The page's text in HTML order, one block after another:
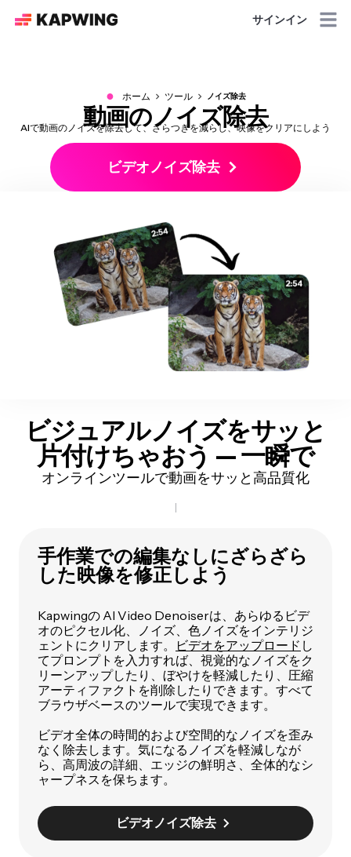
サインイン
● ホーム ツール ノイズ除去
動画のノイズ除去
AIで動画のノイズを除去して、ざらつきを減らし、映像をクリアにしよう
ビデオノイズ除去
ビジュアルノイズをサッと
片付けちゃおう — 一瞬で
オンラインツールで動画をサッと高品質化
手作業での編集なしにざらざら
した映像を修正しよう
Kapwingの AI Video Denoiserは、あらゆるビデ
オのピクセル化、ノイズ、色ノイズをインテリジ
ェントにクリアします。
ビデオをアップロード し
てプロンプトを入力すれば、視覚的なノイズをク
リーンアップしたり、ぼやけを軽減したり、圧縮
アーティファクトを削除したりできます。すべて
ブラウザベースのツールで実現できます。
ビデオ全体の時間的および空間的なノイズを歪み
なく除去します。気になるノイズを軽減しなが
ら、高周波の詳細、エッジの鮮明さ、全体的なシ
ャープネスを保ちます。
ビデオノイズ除去